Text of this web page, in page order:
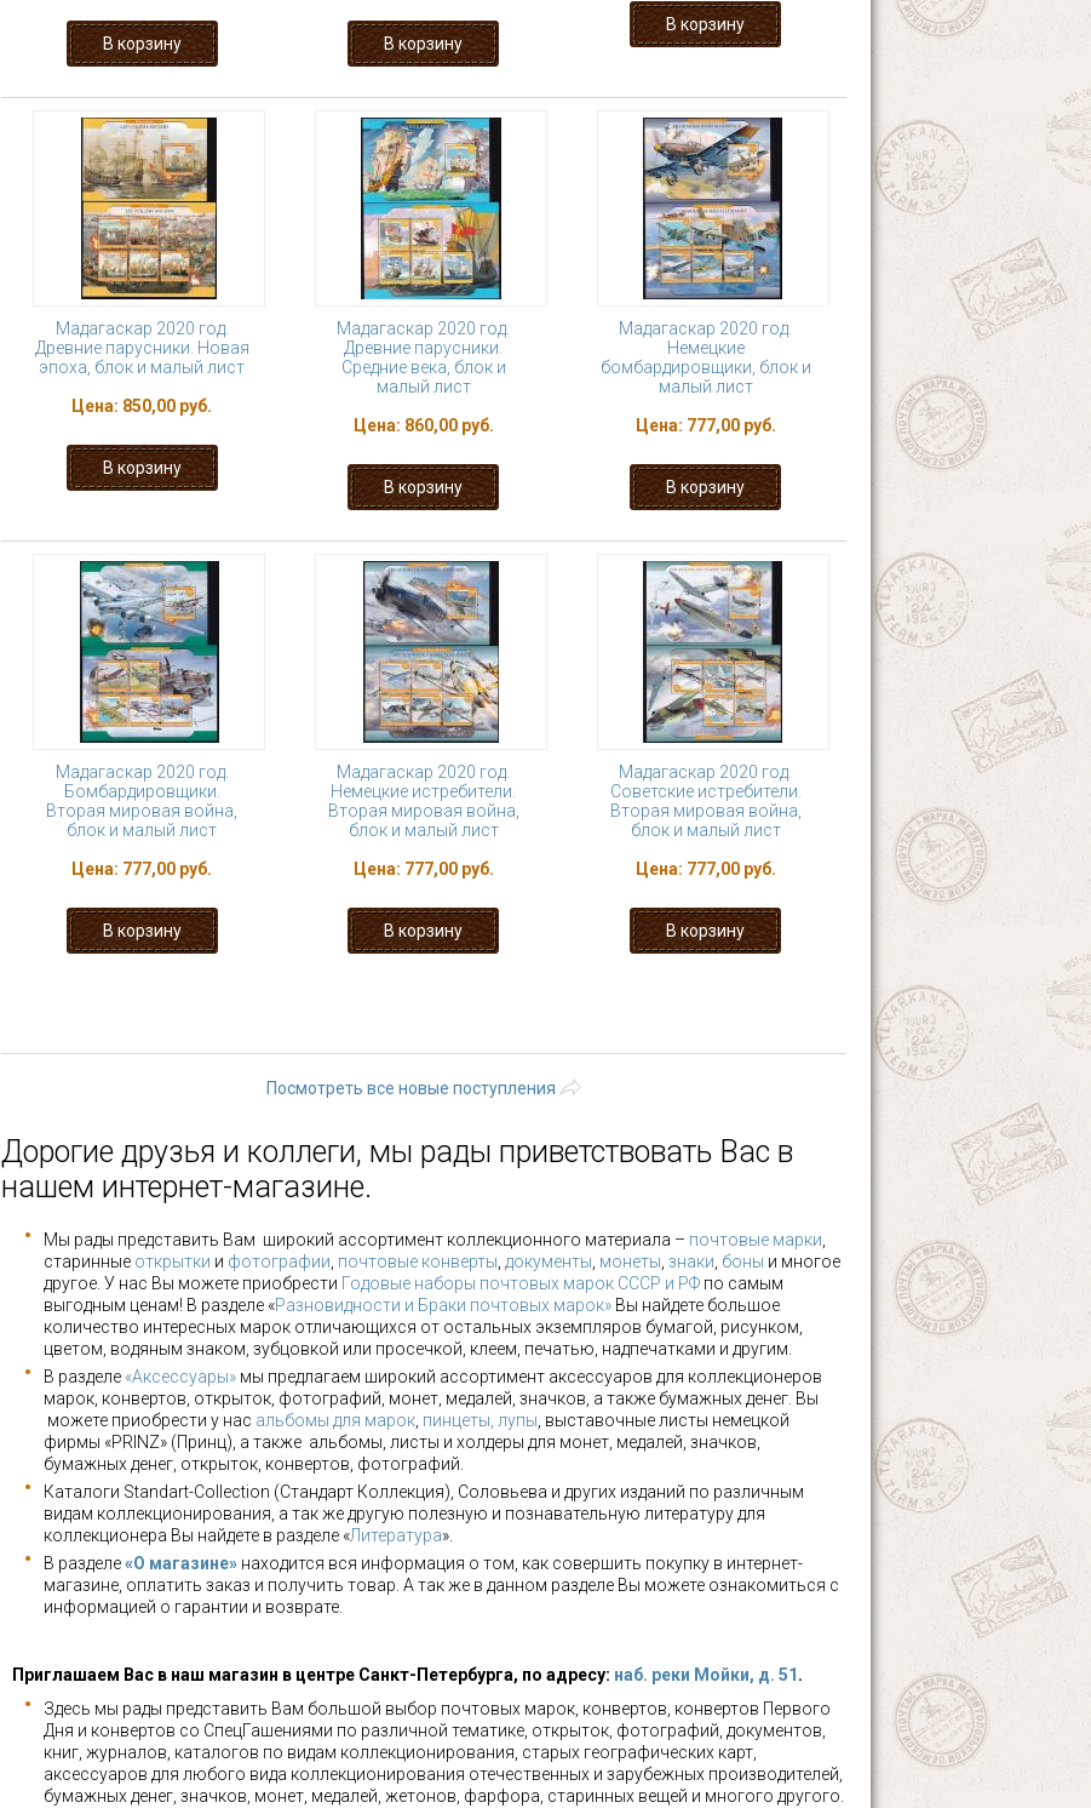
Мадагаскар 2020 год.
Древние парусники. Новая
эпоха, блок и малый лист
Цена: 850,00 руб.
Мадагаскар 2020 год.
Древние парусники.
Средние века, блок и
малый лист
Цена: 860,00 руб.
Мадагаскар 2020 год.
Немецкие
бомбардировщики, блок и
малый лист
Цена: 777,00 руб.
Мадагаскар 2020 год.
Бомбардировщики.
Вторая мировая война,
блок и малый лист
Цена: 777,00 руб.
Мадагаскар 2020 год.
Немецкие истребители.
Вторая мировая война,
блок и малый лист
Цена: 777,00 руб.
Мадагаскар 2020 год.
Советские истребители.
Вторая мировая война,
блок и малый лист
Цена: 777,00 руб.
Посмотреть все новые поступления
Дорогие друзья и коллеги, мы рады приветствовать Вас в
нашем интернет-магазине.
Мы рады представить Вам широкий ассортимент коллекционного материала – почтовые марки
старинные открытки и фотографии почтовые конверты документы монеты знаки боны и многое
другое. У нас Вы можете приобрести Годовые наборы почтовых марок СССР и РФ по самым
выгодным ценам! В разделе «Разновидности и Браки почтовых марок» Вы найдете большое
количество интересных марок отличающихся от остальных экземпляров бумагой, рисунком,
цветом, водяным знаком, зубцовкой или просечкой, клеем, печатью, надпечатками и другим.
В разделе «Аксессуары» мы предлагаем широкий ассортимент аксессуаров для коллекционеров
марок, конвертов, открыток, фотографий, монет, медалей, значков, а также бумажных денег. Вы
можете приобрести у нас альбомы для марок пинцеты, лупы , выставочные листы немецкой
фирмы «PRINZ» (Принц), а также альбомы, листы и холдеры для монет, медалей, значков,
бумажных денег, открыток, конвертов, фотографий.
Каталоги Standart-Collection (Стандарт Коллекция), Соловьева и других изданий по различным
видам коллекционирования, а так же другую полезную и познавательную литературу для
коллекционера Вы найдете в разделе «Литература».
В разделе«О магазине» находится вся информация о том, как совершить покупку в интернет-
магазине, оплатить заказ и получить товар. А так же в данном разделе Вы можете ознакомиться с
информацией о гарантии и возврате.
Приглашаем Вас в наш магазин в центре Санкт-Петербурга, по адресу: наб. реки Мойки, д. 51 .
Здесь мы рады представить Вам большой выбор почтовых марок, конвертов, конвертов Первого
Дня и конвертов со СпецГашениями по различной тематике, открыток, фотографий, документов,
книг, журналов, каталогов по видам коллекционирования, старых географических карт,
аксессуаров для любого вида коллекционирования отечественных и зарубежных производителей,
бумажных денег, значков, монет, медалей, жетонов, фарфора, старинных вещей и многого другого.